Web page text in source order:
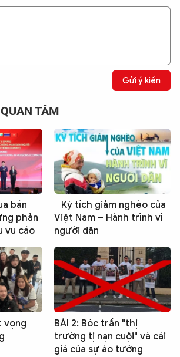
Gửi ý kiến
TÂM
bán
phản
vu cáo
Kỳ tích giảm nghèo của
Việt Nam – Hành trình vì
người dân
vọng
BÀI 2: Bóc trần "thị
trường tị nạn cuội" và cái
giá của sự ảo tưởng